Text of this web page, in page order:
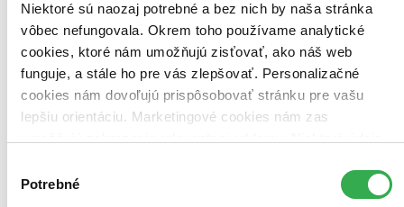
Niektoré sú naozaj potrebné a bez nich by naša stránka
vôbec nefungovala. Okrem toho používame analytické
cookies, ktoré nám umožňujú zisťovať, ako náš web
funguje, a stále ho pre vás zlepšovať. Personalizačné
cookies nám dovoľujú prispôsobovať stránku pre vašu
lepšiu orientáciu. Marketingové cookies nám zas
keby sme mohli používať všetky tieto cookies. Ďakujeme!
súhlasu
Potrebné
Bestsellery
Top hodnotené
Novinky
Najdrahšie
Najlacnejšie
Použité filtre
Zrušiť filtre